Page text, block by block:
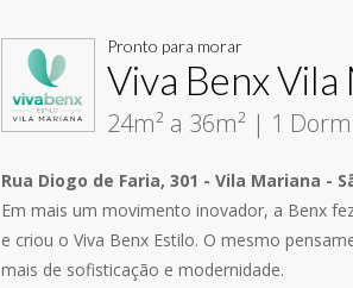
Pronto para morar
Viva Benx Vila
24m² a 36m² | 1
Rua Diogo de Faria, 301 - Vila Mariana -
Em mais um movimento inovador, a Benx
e criou o Viva Benx Estilo. O mesmo
mais de sofisticação e modernidade.